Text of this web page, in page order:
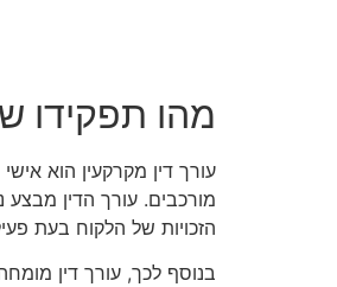
מהו תפקידו
עורך דין מקרקעין הוא
מורכבים. עורך הדין
הזכויות של הלקוח בעת
בנוסף לכך, עורך דין